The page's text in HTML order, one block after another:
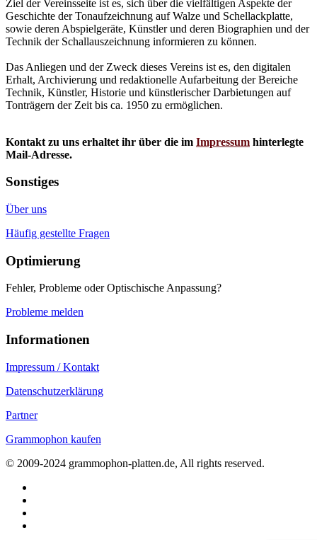
Ziel der Vereinsseite ist es, sich über die vielfältigen Aspekte der
Geschichte der Tonaufzeichnung auf Walze und Schellackplatte,
sowie deren Abspielgeräte, Künstler und deren Biographien und der
Technik der Schallauszeichnung informieren zu können.
Das Anliegen und der Zweck dieses Vereins ist es, den digitalen
Erhalt, Archivierung und redaktionelle Aufarbeitung der Bereiche
Technik, Künstler, Historie und künstlerischer Darbietungen auf
Tonträgern der Zeit bis ca. 1950 zu ermöglichen.
Kontakt zu uns erhaltet ihr über die im Impressum hinterlegte
Mail-Adresse.
Sonstiges
Über uns
Häufig gestellte Fragen
Optimierung
Fehler, Probleme oder Optischische Anpassung?
Probleme melden
Informationen
Impressum / Kontakt
Datenschutzerklärung
Partner
Grammophon kaufen
© 2009-2024 grammophon-platten.de, All rights reserved.